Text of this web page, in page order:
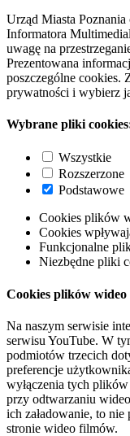
Urząd Miasta
Informatora
uwagę na
Prezentowana
poszczególne cookies.
prywatności i wybierz
Wybrane pliki
Wszystkie
Rozszerzone
Podstawowe
Cookies plików
Cookies
Funkcjonalne
Niezbędne pliki
Cookies plików wideo
Na naszym serwisie
serwisu YouTube. W
podmiotów trzecich
preferencje
wyłączenia tych
przy odtwarzaniu
ich załadowanie, to
stronie wideo filmów.